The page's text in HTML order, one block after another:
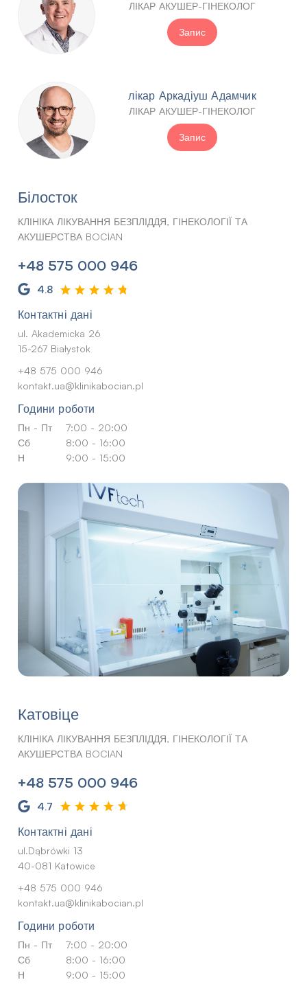
ЛІКАР АКУШЕР-ГІНЕКОЛОГ
Запис
лікар Аркадіуш Адамчик
ЛІКАР АКУШЕР-ГІНЕКОЛОГ
Запис
Білосток
КЛІНІКА ЛІКУВАННЯ БЕЗПЛІДДЯ, ГІНЕКОЛОГІЇ ТА
АКУШЕРСТВА BOCIAN
+48 575 000 946
4.8
Контактні дані
ul. Akademicka 26
15-267 Białystok
+48 575 000 946
kontakt.ua@klinikabocian.pl
Години роботи
Пн - Пт
Сб
Н
7:00 - 20:00
8:00 - 16:00
9:00 - 15:00
Катовіце
КЛІНІКА ЛІКУВАННЯ БЕЗПЛІДДЯ, ГІНЕКОЛОГІЇ ТА
АКУШЕРСТВА BOCIAN
+48 575 000 946
4.7
Контактні дані
ul.Dąbrówki 13
40-081 Katowice
+48 575 000 946
kontakt.ua@klinikabocian.pl
Години роботи
Пн - Пт
Сб
Н
7:00 - 20:00
8:00 - 16:00
9:00 - 15:00